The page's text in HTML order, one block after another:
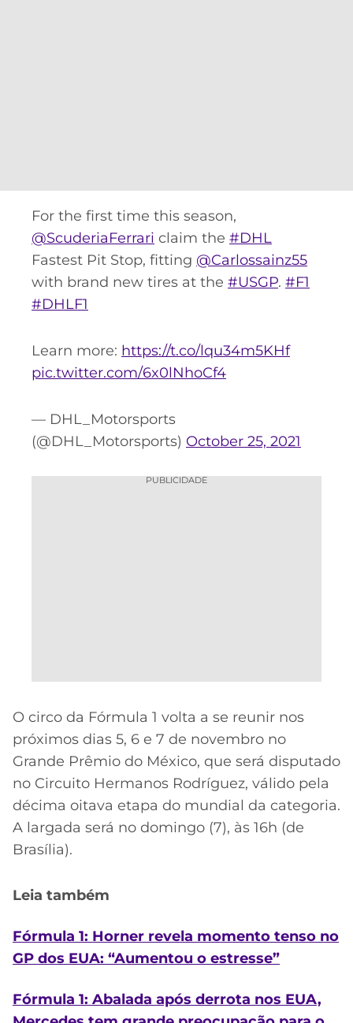
For the first time this season,
@ScuderiaFerrari claim the #DHL
Fastest Pit Stop, fitting @Carlossainz55
with brand new tires at the #USGP. #F1
#DHLF1
Learn more: https://t.co/lqu34m5KHf
pic.twitter.com/6x0lNhoCf4
— DHL_Motorsports
(@DHL_Motorsports) October 25, 2021
PUBLICIDADE
O circo da Fórmula 1 volta a se reunir nos
próximos dias 5, 6 e 7 de novembro no
Grande Prêmio do México, que será disputado
no Circuito Hermanos Rodríguez, válido pela
décima oitava etapa do mundial da categoria.
A largada será no domingo (7), às 16h (de
Brasília).
Leia também
Fórmula 1: Horner revela momento tenso no
GP dos EUA: “Aumentou o estresse”
Fórmula 1: Abalada após derrota nos EUA,